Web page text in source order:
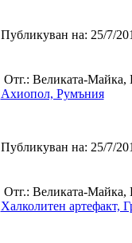
Публикуван на: 25/7/
Отг.: Великата-Майка,
Ахиопол, Румъния
Публикуван на: 25/7/
Отг.: Великата-Майка,
Халколитен артефакт,